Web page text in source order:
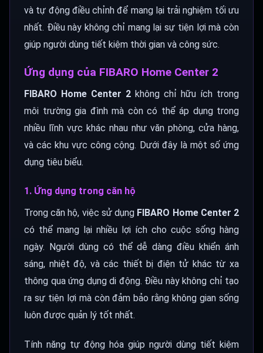
và tự động điều chỉnh để mang lại trải nghiệm tối ưu
nhất. Điều này không chỉ mang lại sự tiện lợi mà còn
giúp người dùng tiết kiệm thời gian và công sức.
Ứng dụng của FIBARO Home Center 2
FIBARO Home Center 2 không chỉ hữu ích trong
môi trường gia đình mà còn có thể áp dụng trong
nhiều lĩnh vực khác nhau như văn phòng, cửa hàng,
và các khu vực công cộng. Dưới đây là một số ứng
dụng tiêu biểu.
1. Ứng dụng trong căn hộ
Trong căn hộ, việc sử dụng FIBARO Home Center 2
có thể mang lại nhiều lợi ích cho cuộc sống hàng
ngày. Người dùng có thể dễ dàng điều khiển ánh
sáng, nhiệt độ, và các thiết bị điện tử khác từ xa
thông qua ứng dụng di động. Điều này không chỉ tạo
ra sự tiện lợi mà còn đảm bảo rằng không gian sống
luôn được quản lý tốt nhất.
Tính năng tự động hóa giúp người dùng tiết kiệm